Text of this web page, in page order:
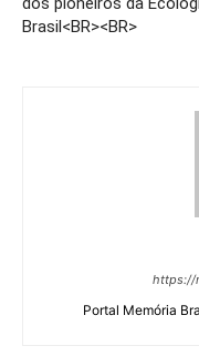
Brasil<BR><BR>
https://
Portal Memória